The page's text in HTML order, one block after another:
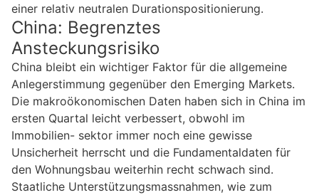
einer relativ neutralen Durationspositionierung.
China: Begrenztes
Ansteckungsrisiko
China bleibt ein wichtiger Faktor für die allgemeine
Anlegerstimmung gegenüber den Emerging Markets.
Die makroökonomischen Daten haben sich in China im
ersten Quartal leicht verbessert, obwohl im
Immobilien- sektor immer noch eine gewisse
Unsicherheit herrscht und die Fundamentaldaten für
den Wohnungsbau weiterhin recht schwach sind.
Staatliche Unterstützungsmassnahmen, wie zum